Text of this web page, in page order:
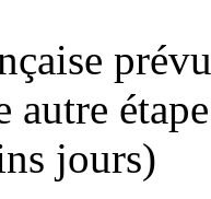
autre
jours)